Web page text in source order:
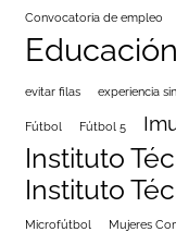
Convocatoria de empleo
Educación
evitar filas experiencia
Fútbol Fútbol 5
Instituto
Instituto
Microfútbol Mujeres